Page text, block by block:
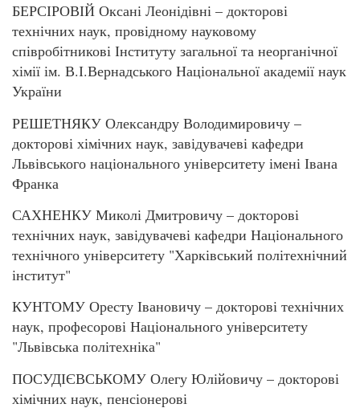
БЕРСІРОВІЙ Оксані Леонідівні – докторові
технічних наук, провідному науковому
співробітникові Інституту загальної та неорганічної
хімії ім. В.І.Вернадського Національної академії наук
України
РЕШЕТНЯКУ Олександру Володимировичу –
докторові хімічних наук, завідувачеві кафедри
Львівського національного університету імені Івана
Франка
САХНЕНКУ Миколі Дмитровичу – докторові
технічних наук, завідувачеві кафедри Національного
технічного університету "Харківський політехнічний
інститут"
КУНТОМУ Оресту Івановичу – докторові технічних
наук, професорові Національного університету
"Львівська політехніка"
ПОСУДІЄВСЬКОМУ Олегу Юлійовичу – докторові
хімічних наук, пенсіонерові